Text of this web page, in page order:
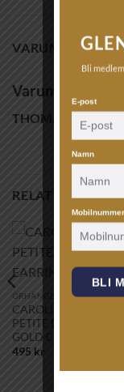
VARUMÄRKE
Varumärke
THOMAS SABO
RELATERADE
ÖRHÄNGEN
CAROLINE SVEDBOM
PETITE DROP STUD
GOLD CRYSTAL
495 kr
Bli
E-post
Namn
Mobilnummer
BLI